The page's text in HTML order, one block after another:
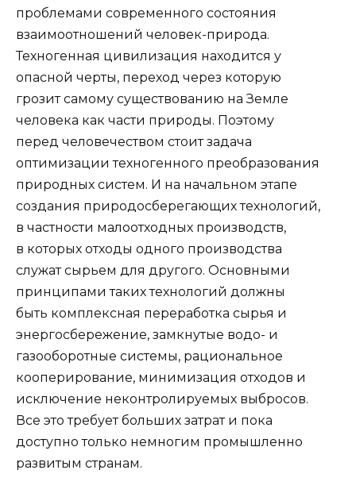
проблемами современного состояния
взаимоотношений человек-природа.
Техногенная цивилизация находится у
опасной черты, переход через которую
грозит самому существованию на Земле
человека как части природы. Поэтому
перед человечеством стоит задача
оптимизации техногенного преобразования
природных систем. И на начальном этапе
создания природосберегающих технологий,
в частности малоотходных производств,
в которых отходы одного производства
служат сырьем для другого. Основными
принципами таких технологий должны
быть комплексная переработка сырья и
энергосбережение, замкнутые водо- и
газооборотные системы, рациональное
кооперирование, минимизация отходов и
исключение неконтролируемых выбросов.
Все это требует больших затрат и пока
доступно только немногим промышленно
развитым странам.